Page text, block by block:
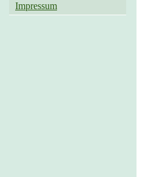
Impressum